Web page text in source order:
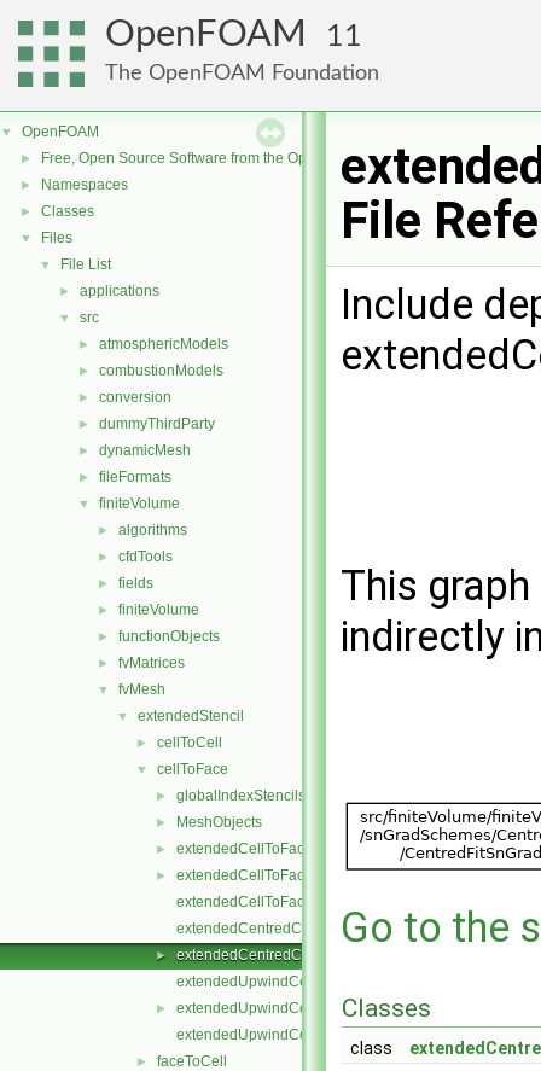
OpenFOAM 11
The OpenFOAM Foundation
▼ OpenFOAM
► Free, Open Source Software from the OpenFOAM Foundation
► Namespaces
► Classes
▼ Files
▼ File List
► applications
▼ src
► atmosphericModels
► combustionModels
► conversion
► dummyThirdParty
► dynamicMesh
► fileFormats
▼ finiteVolume
► algorithms
► cfdTools
► fields
► finiteVolume
► functionObjects
► fvMatrices
▼ fvMesh
▼ extendedStencil
► cellToCell
▼ cellToFace
► globalIndexStencils
► MeshObjects
► extendedCellToFaceStencil.C
►
extendedCellToFaceStencil.H
extendedCellToFaceStencilTemplates.C
extendedCentredCellToFaceStencil.C
►
extendedCentredCellToFaceStencil.H
extendedUpwindCellToFaceStencil.C
►
extendedUpwindCellToFaceStencil.H
extendedUpwindCellToFaceStencilTemplates.C
► faceToCell
File
Include
This
indirectly
Go to the
Classes
class